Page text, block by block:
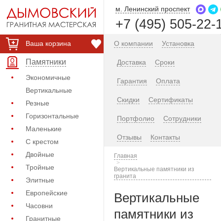
Ваша корзина
Памятники
Экономичные
Вертикальные
Резные
Горизонтальные
Маленькие
С крестом
Двойные
Тройные
Элитные
Европейские
Часовни
Гранитные
м. Ленинский проспект
+7 (495) 505-22-
О компании Установка
Доставка Сроки
Гарантия Оплата
Скидки Сертификаты
Портфолио Сотрудники
Отзывы Контакты
Главная
Вертикальные памятники из
гранита
Вертикальные
памятники из